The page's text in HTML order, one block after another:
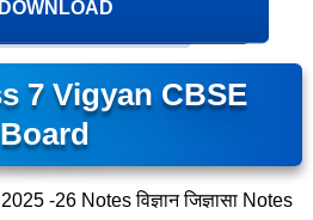
7 Vigyan CBSE
Board
-26 Notes विज्ञान जिज्ञासा Notes